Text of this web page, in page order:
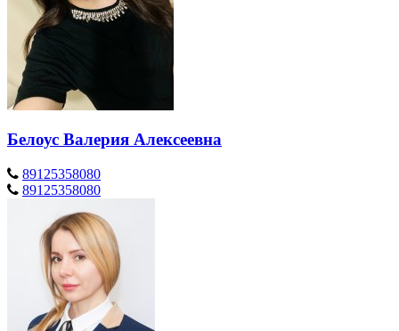
Белоус Валерия Алексеевна
89125358080
89125358080